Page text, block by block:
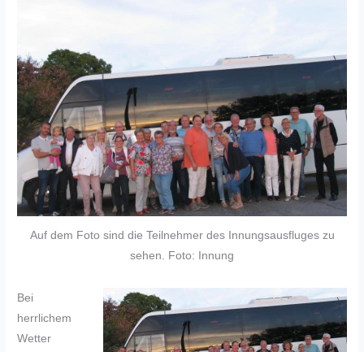
Auf dem Foto sind die Teilnehmer des Innungsausfluges zu
sehen. Foto: Innung
Bei
herrlichem
Wetter